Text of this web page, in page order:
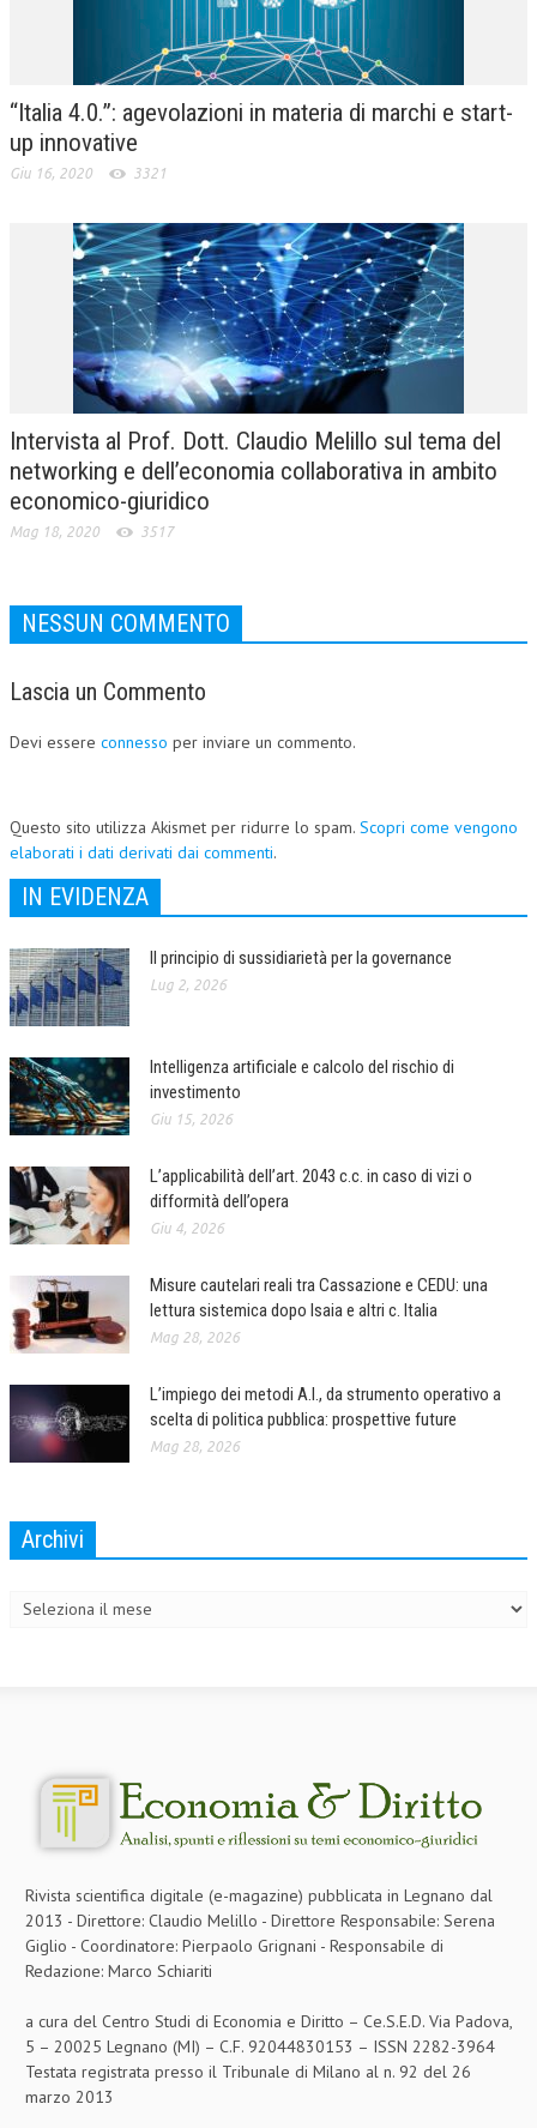
“Italia 4.0.”: agevolazioni in materia di marchi e start-
up innovative
Giu 16, 2020 3321
Intervista al Prof. Dott. Claudio Melillo sul tema del
networking e dell’economia collaborativa in ambito
economico-giuridico
Mag 18, 2020 3517
NESSUN COMMENTO
Lascia un Commento
Devi essere connesso per inviare un commento.
Questo sito utilizza Akismet per ridurre lo spam. Scopri come vengono
elaborati i dati derivati dai commenti.
IN EVIDENZA
Il principio di sussidiarietà per la governance
Lug 2, 2026
Intelligenza artificiale e calcolo del rischio di
investimento
Giu 15, 2026
L’applicabilità dell’art. 2043 c.c. in caso di vizi o
difformità dell’opera
Giu 4, 2026
Misure cautelari reali tra Cassazione e CEDU: una
lettura sistemica dopo Isaia e altri c. Italia
Mag 28, 2026
L’impiego dei metodi A.I., da strumento operativo a
scelta di politica pubblica: prospettive future
Mag 28, 2026
Archivi
Rivista scientifica digitale (e-magazine) pubblicata in Legnano dal
2013 - Direttore: Claudio Melillo - Direttore Responsabile: Serena
Giglio - Coordinatore: Pierpaolo Grignani - Responsabile di
Redazione: Marco Schiariti
a cura del Centro Studi di Economia e Diritto – Ce.S.E.D. Via Padova,
5 – 20025 Legnano (MI) – C.F. 92044830153 – ISSN 2282-3964
Testata registrata presso il Tribunale di Milano al n. 92 del 26
marzo 2013